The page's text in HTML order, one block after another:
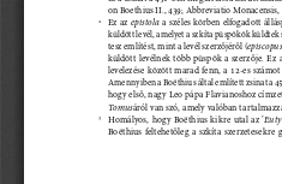
on Boethius II., 439; Abbreviatio Monacensis,
    Ez  az
epistola
a  széles  körben  elfogadott
küldött levél, amelyet a szkíta püspökök
tesz említést, mint a levél szerzőjéről (
küldött  levélnek  több  püspök  a  szerzője.  Ez
levelezése  között  marad  fenn,  a  12-es
Amennyiben a Boëthius által említett zsinat a
hogy első, nagy Leo pápa Flavianoshoz
To m u sáról van szó, amely valóban
    Homályos,  hogy  Boëthius  kikre  utal  az  ’
Boëthius  feltehetőleg  a  szkíta